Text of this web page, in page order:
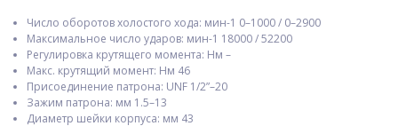
Число оборотов холостого хода: мин-1 0–1000 / 0–2900
Максимальное число ударов: мин-1 18000 / 52200
Регулировка крутящего момента: Нм –
Макс. крутящий момент: Нм 46
Присоединение патрона: UNF 1/2”–20
Зажим патрона: мм 1.5–13
Диаметр шейки корпуса: мм 43